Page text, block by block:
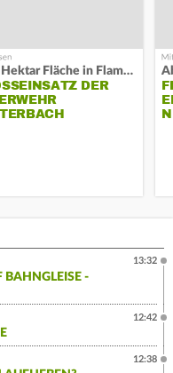
Acht Hektar Fläche in Flammen
DER F
L
-
13:32
12:42
12:38